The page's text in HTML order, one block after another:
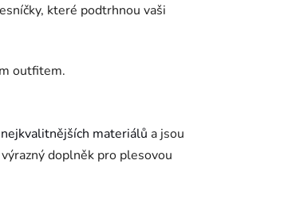
které podtrhnou vaši
outfitem.
nejkvalitnějších materiálů a jsou
doplněk pro plesovou